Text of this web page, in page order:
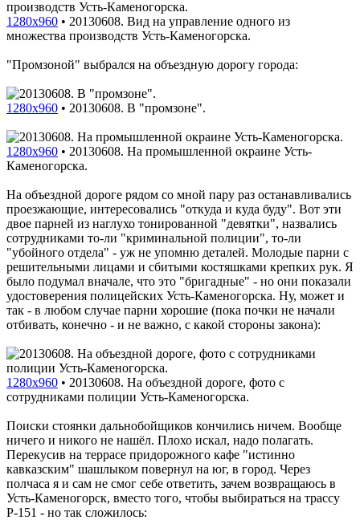
1280x960 • 20130608. Вид на управление одного из
множества производств Усть-Каменогорска.
"Промзоной" выбрался на объездную дорогу города:
1280x960 • 20130608. В "промзоне".
1280x960 • 20130608. На промышленной окраине Усть-
Каменогорска.
На объездной дороге рядом со мной пару раз останавливались
проезжающие, интересовались "откуда и куда буду". Вот эти
двое парней из наглухо тонированной "девятки", назвались
сотрудниками то-ли "криминальной полиции", то-ли
"убойного отдела" - уж не упомню деталей. Молодые парни с
решительными лицами и сбитыми костяшками крепких рук. Я
было подумал вначале, что это "бригадные" - но они показали
удостоверения полицейских Усть-Каменогорска. Ну, может и
так - в любом случае парни хорошие (пока почки не начали
отбивать, конечно - и не важно, с какой стороны закона):
1280x960 • 20130608. На объездной дороге, фото с
сотрудниками полиции Усть-Каменогорска.
Поиски стоянки дальнобойщиков кончились ничем. Вообще
ничего и никого не нашёл. Плохо искал, надо полагать.
Перекусив на террасе придорожного кафе "истинно
кавказским" шашлыком повернул на юг, в город. Через
полчаса я и сам не смог себе ответить, зачем возвращаюсь в
Усть-Каменогорск, вместо того, чтобы выбираться на трассу
P-151 - но так сложилось: